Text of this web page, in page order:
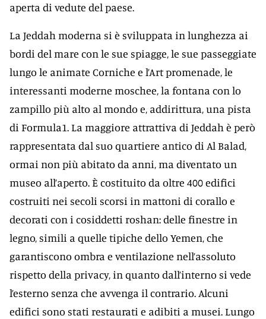
aperta di vedute del paese.
La Jeddah moderna si è sviluppata in lunghezza ai
bordi del mare con le sue spiagge, le sue passeggiate
lungo le animate Corniche e l’Art promenade, le
interessanti moderne moschee, la fontana con lo
zampillo più alto al mondo e, addirittura, una pista
di Formula1. La maggiore attrattiva di Jeddah è però
rappresentata dal suo quartiere antico di Al Balad,
ormai non più abitato da anni, ma diventato un
museo all’aperto. È costituito da oltre 400 edifici
costruiti nei secoli scorsi in mattoni di corallo e
decorati con i cosiddetti roshan: delle finestre in
legno, simili a quelle tipiche dello Yemen, che
garantiscono ombra e ventilazione nell’assoluto
rispetto della privacy, in quanto dall’interno si vede
l’esterno senza che avvenga il contrario. Alcuni
edifici sono stati restaurati e adibiti a musei. Lungo